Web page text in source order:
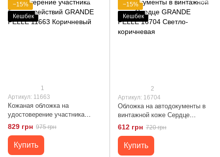
−15%
Кешбек
1
Артикул: 11663
Кожаная обложка на
удостоверение участника
боевых действий GRANDE
PELLE 11663 Коричневый
829 грн 975 грн
Купить
−15%
Кешбек
2
Артикул: 16704
Обложка на автодокументы в
винтажной коже Сердце
GRANDE PELLE 16704 Светло-
коричневая
612 грн 720 грн
Купить